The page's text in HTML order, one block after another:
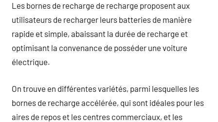
Les bornes de recharge de recharge proposent aux
utilisateurs de recharger leurs batteries de manière
rapide et simple, abaissant la durée de recharge et
optimisant la convenance de posséder une voiture
électrique.
On trouve en différentes variétés, parmi lesquelles les
bornes de recharge accélérée, qui sont idéales pour les
aires de repos et les centres commerciaux, et les